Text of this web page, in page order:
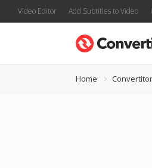
Video Editor Add Subtitles to Video
Home